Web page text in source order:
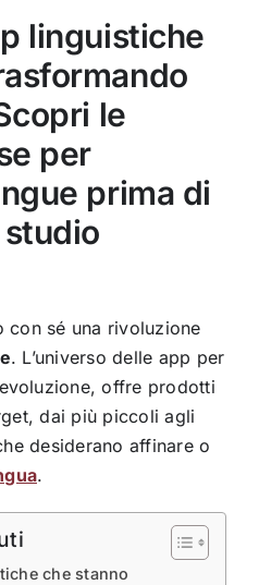
linguistiche
le
per
prima di
con sé una rivoluzione
. L’universo delle app per
offre prodotti
dai più piccoli agli
desiderano affinare o
.
che stanno